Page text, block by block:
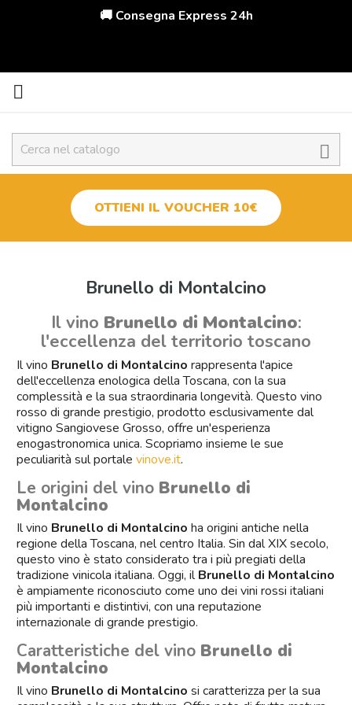
🚚 Consegna Express 24h


OTTIENI IL VOUCHER 10€
Tipologia
Brunello di Montalcino
Prezzo
€
Regione
Colore
Rosso
Produttori
Paese
Denominazione
Brunello di Montalcino
Il vino Brunello di Montalcino:
l'eccellenza del territorio toscano
Il vino Brunello di Montalcino rappresenta l'apice
dell'eccellenza enologica della Toscana, con la sua
complessità e la sua straordinaria longevità. Questo vino
rosso di grande prestigio, prodotto esclusivamente dal
vitigno Sangiovese Grosso, offre un'esperienza
enogastronomica unica. Scopriamo insieme le sue
peculiarità sul portale vinove.it.
Le origini del vino Brunello di
Montalcino
Il vino Brunello di Montalcino ha origini antiche nella
regione della Toscana, nel centro Italia. Sin dal XIX secolo,
questo vino è stato considerato tra i più pregiati della
tradizione vinicola italiana. Oggi, ilBrunello di Montalcino
è ampiamente riconosciuto come uno dei vini rossi italiani
più importanti e distintivi, con una reputazione
internazionale di grande prestigio.
Caratteristiche del vino Brunello di
Montalcino
Il vino Brunello di Montalcino si caratterizza per la sua